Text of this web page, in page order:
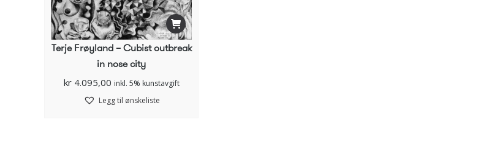
Terje Frøyland – Cubist outbreak
in nose city
kr4.095,00 inkl. 5% kunstavgift
Legg til ønskeliste